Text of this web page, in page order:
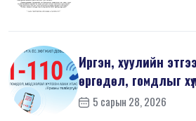
Иргэн, хуулийн
өргөдөл, гомдлыг
5 сарын 28, 2026